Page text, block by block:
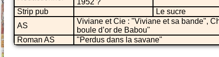
Strip pub
Le sucre
AS
Viviane et Cie : "Viviane et sa bande",
boule d’or de Babou"
Roman AS
"Perdus dans la savane"